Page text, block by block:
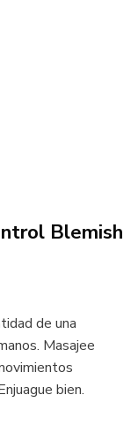
Blemish
de una
Masajee
bien.